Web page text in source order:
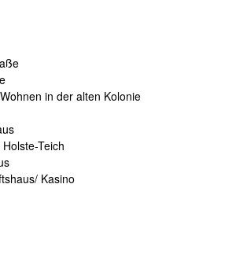
in der alten Kolonie
Teich
Kasino